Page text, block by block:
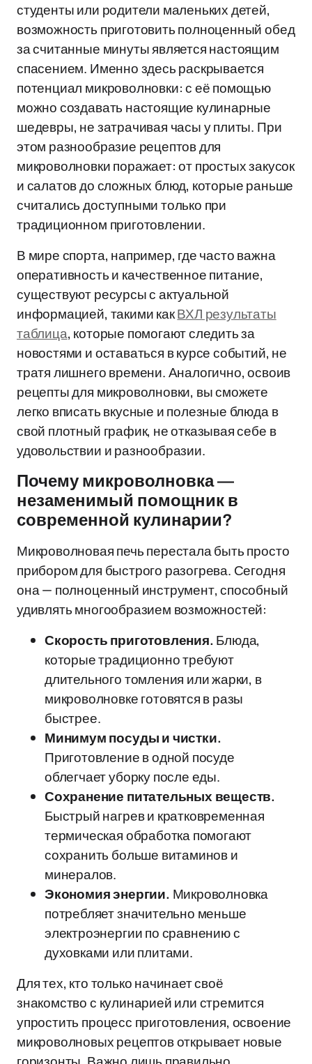
студенты или родители маленьких детей,
возможность приготовить полноценный обед
за считанные минуты является настоящим
спасением. Именно здесь раскрывается
потенциал микроволновки: с её помощью
можно создавать настоящие кулинарные
шедевры, не затрачивая часы у плиты. При
этом разнообразие рецептов для
микроволновки поражает: от простых закусок
и салатов до сложных блюд, которые раньше
считались доступными только при
традиционном приготовлении.
В мире спорта, например, где часто важна
оперативность и качественное питание,
существуют ресурсы с актуальной
информацией, такими какВХЛ результаты
таблица, которые помогают следить за
новостями и оставаться в курсе событий, не
тратя лишнего времени. Аналогично, освоив
рецепты для микроволновки, вы сможете
легко вписать вкусные и полезные блюда в
свой плотный график, не отказывая себе в
удовольствии и разнообразии.
Почему микроволновка —
незаменимый помощник в
современной кулинарии?
Микроволновая печь перестала быть просто
прибором для быстрого разогрева. Сегодня
она — полноценный инструмент, способный
удивлять многообразием возможностей:
Скорость приготовления. Блюда,
которые традиционно требуют
длительного томления или жарки, в
микроволновке готовятся в разы
быстрее.
Минимум посуды и чистки.
Приготовление в одной посуде
облегчает уборку после еды.
Сохранение питательных веществ.
Быстрый нагрев и кратковременная
термическая обработка помогают
сохранить больше витаминов и
минералов.
Экономия энергии. Микроволновка
потребляет значительно меньше
электроэнергии по сравнению с
духовками или плитами.
Для тех, кто только начинает своё
знакомство с кулинарией или стремится
упростить процесс приготовления, освоение
микроволновых рецептов открывает новые